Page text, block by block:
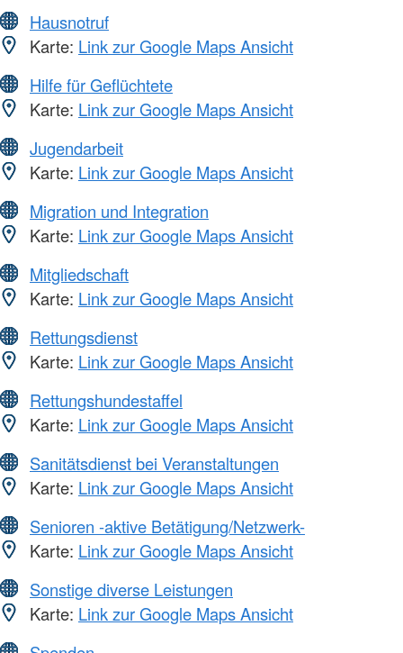
Hausnotruf
Karte: Link zur Google Maps Ansicht
Hilfe für Geflüchtete
Karte: Link zur Google Maps Ansicht
Jugendarbeit
Karte: Link zur Google Maps Ansicht
Migration und Integration
Karte: Link zur Google Maps Ansicht
Mitgliedschaft
Karte: Link zur Google Maps Ansicht
Rettungsdienst
Karte: Link zur Google Maps Ansicht
Rettungshundestaffel
Karte: Link zur Google Maps Ansicht
Sanitätsdienst bei Veranstaltungen
Karte: Link zur Google Maps Ansicht
Senioren -aktive Betätigung/Netzwerk-
Karte: Link zur Google Maps Ansicht
Sonstige diverse Leistungen
Karte: Link zur Google Maps Ansicht